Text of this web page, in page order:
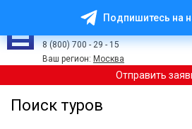
8 (800) 700 - 29 - 15
Ваш регион: Москва
Отправить
Поиск туров
Подпишитесь на